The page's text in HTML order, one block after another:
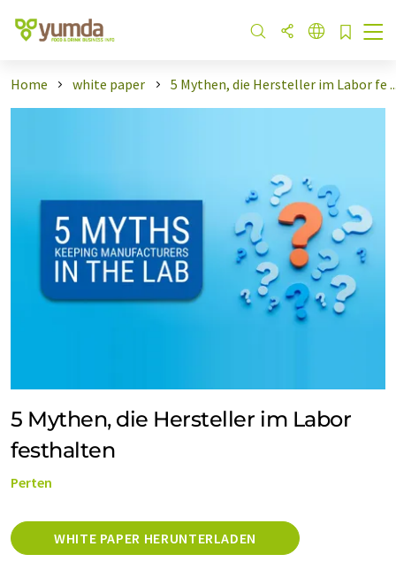
Home white paper 5 Mythen, die Hersteller im Labor fe
5 Mythen, die Hersteller im Labor
festhalten
Perten
WHITE PAPER HERUNTERLADEN